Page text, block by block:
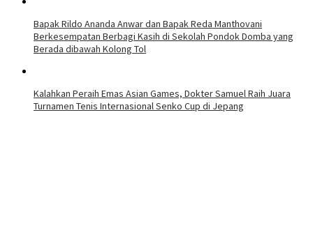
Bapak Rildo Ananda Anwar dan Bapak Reda Manthovani
Berkesempatan Berbagi Kasih di Sekolah Pondok Domba yang
Berada dibawah Kolong Tol
Kalahkan Peraih Emas Asian Games, Dokter Samuel Raih Juara
Turnamen Tenis Internasional Senko Cup di Jepang